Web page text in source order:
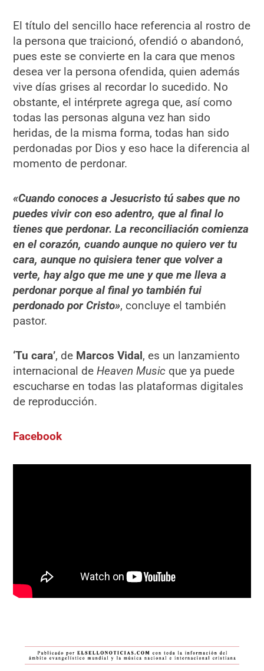
El título del sencillo hace referencia al rostro de
la persona que traicionó, ofendió o abandonó,
pues este se convierte en la cara que menos
desea ver la persona ofendida, quien además
vive días grises al recordar lo sucedido. No
obstante, el intérprete agrega que, así como
todas las personas alguna vez han sido
heridas, de la misma forma, todas han sido
perdonadas por Dios y eso hace la diferencia al
momento de perdonar.
«Cuando conoces a Jesucristo tú sabes que no
puedes vivir con eso adentro, que al final lo
tienes que perdonar. La reconciliación comienza
en el corazón, cuando aunque no quiero ver tu
cara, aunque no quisiera tener que volver a
verte, hay algo que me une y que me lleva a
perdonar porque al final yo también fui
perdonado por Cristo», concluye el también
pastor.
‘Tu cara’, de Marcos Vidal, es un lanzamiento
internacional deHeaven Music que ya puede
escucharse en todas las plataformas digitales
de reproducción.
Facebook